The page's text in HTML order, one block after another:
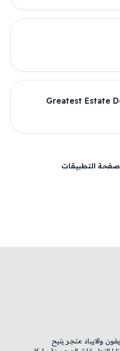
Greatest Estate
صفحة التطبيقات
والايباد متجر يتيح